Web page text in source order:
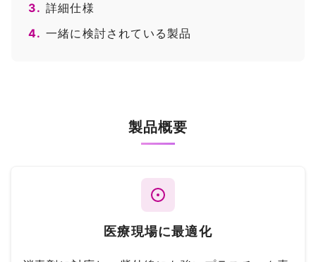
3. 詳細仕様
4. 一緒に検討されている製品
製品概要
医療現場に最適化